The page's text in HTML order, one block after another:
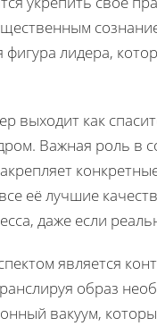
лидера,
выходит как
Важная роль в
её лучшие
даже если
является
образ
вакуум,